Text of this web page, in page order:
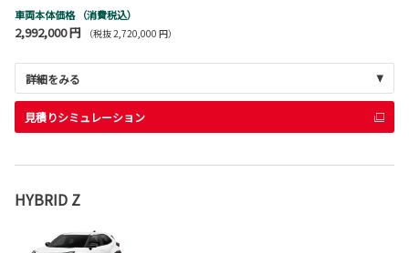
車両本体価格 （消費税込）
2,992,000 円 （税抜 2,720,000 円）
詳細をみる
見積りシミュレーション
HYBRID Z